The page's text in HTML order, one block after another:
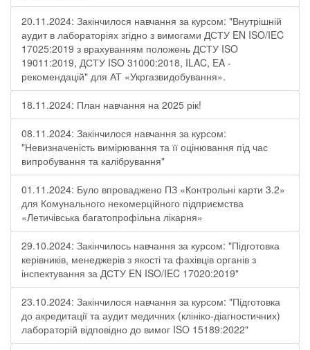
20.11.2024: Закінчилося навчання за курсом: "Внутрішній
аудит в лабораторіях згідно з вимогами ДСТУ EN ISO/IEC
17025:2019 з врахуванням положень ДСТУ ISO
19011:2019, ДСТУ ISO 31000:2018, ILAC, EA -
рекомендацій" для АТ «Укргазвидобування».
18.11.2024: План навчання на 2025 рік!
08.11.2024: Закінчилося навчання за курсом:
"Невизначеність вимірювання та її оцінювання під час
випробування та калібрування"
01.11.2024: Було впроваджено ПЗ «Контрольні карти 3.2»
для Комунального некомерційного підприємства
«Летичівська багатопрофільна лікарня»
29.10.2024: Закінчилось навчання за курсом: "Підготовка
керівників, менеджерів з якості та фахівців органів з
інспектування за ДСТУ EN ISO/IEC 17020:2019"
23.10.2024: Закінчилося навчання за курсом: "Підготовка
до акредитації та аудит медичних (клініко-діагностичних)
лабораторій відповідно до вимог ISO 15189:2022"